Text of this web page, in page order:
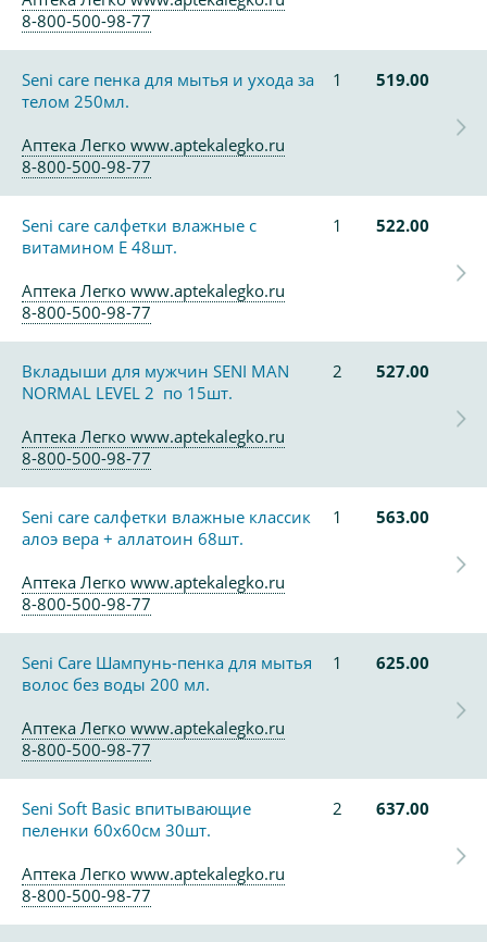
8-800-500-98-77
Seni care пенка для мытья и ухода за
телом 250мл.
1 519.00
Аптека Легко www.aptekalegko.ru
8-800-500-98-77
Seni care салфетки влажные с
витамином Е 48шт.
1 522.00
Аптека Легко www.aptekalegko.ru
8-800-500-98-77
Вкладыши для мужчин SENI MAN
NORMAL LEVEL 2 по 15шт.
2 527.00
Аптека Легко www.aptekalegko.ru
8-800-500-98-77
Seni care салфетки влажные классик
алоэ вера + аллатоин 68шт.
1 563.00
Аптека Легко www.aptekalegko.ru
8-800-500-98-77
Seni Care Шампунь-пенка для мытья
волос без воды 200 мл.
1 625.00
Аптека Легко www.aptekalegko.ru
8-800-500-98-77
Seni Soft Basic впитывающие
пеленки 60х60см 30шт.
2 637.00
Аптека Легко www.aptekalegko.ru
8-800-500-98-77